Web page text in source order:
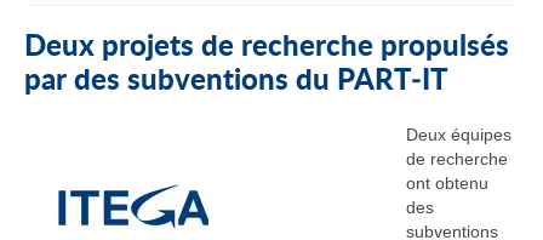
Deux projets de recherche propulsés
par des subventions du PART‑IT
Deux équipes
de recherche
ont obtenu
des
subventions